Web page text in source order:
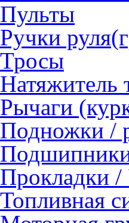
Пульты
Ручки
Тросы
Натяжитель
Рычаги
Подножки /
Прокладки /
Топливная